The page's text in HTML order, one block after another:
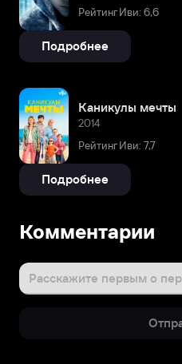
Рейтинг Иви: 6,6
Подробнее
Каникулы мечты
2014
Рейтинг Иви: 7,7
Подробнее
Комментарии
Расскажите первым о